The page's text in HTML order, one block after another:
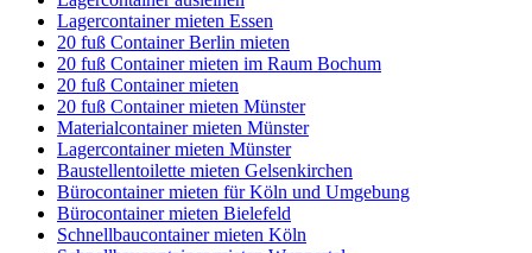
Lagercontainer mieten Essen
20 fuß Container Berlin mieten
20 fuß Container mieten im Raum Bochum
20 fuß Container mieten
20 fuß Container mieten Münster
Materialcontainer mieten Münster
Lagercontainer mieten Münster
Baustellentoilette mieten Gelsenkirchen
Bürocontainer mieten für Köln und Umgebung
Bürocontainer mieten Bielefeld
Schnellbaucontainer mieten Köln